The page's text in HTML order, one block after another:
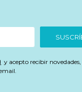
y acepto recibir novedades,